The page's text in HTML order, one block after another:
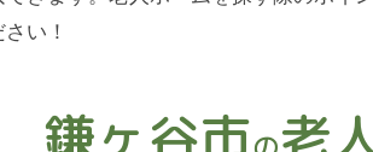
い！
鎌ヶ谷市 老